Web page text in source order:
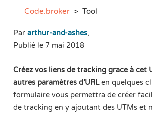
Code.broker> Tool
Par arthur-and-ashes,
Publié le 7 mai 2018
Créez vos liens de tracking grace à cet
autres paramètres d’URLen quelques
formulaire vous permettra de créer
de tracking en y ajoutant des UTMs et